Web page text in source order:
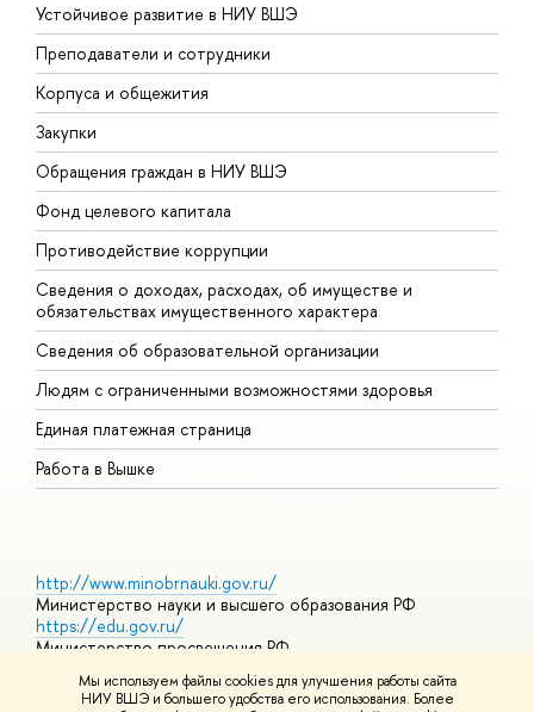
Мы используем файлы cookies для улучшения работы сайта
НИУ ВШЭ и большего удобства его использования. Более
Устойчивое развитие в НИУ ВШЭ
Преподаватели и сотрудники
Корпуса и общежития
Закупки
Обращения граждан в НИУ ВШЭ
Фонд целевого капитала
Противодействие коррупции
Сведения о доходах, расходах, об имуществе и
обязательствах имущественного характера
Сведения об образовательной организации
Людям с ограниченными возможностями здоровья
Единая платежная страница
Работа в Вышке
http://www.minobrnauki.gov.ru/
Министерство науки и высшего образования РФ
https://edu.gov.ru/
Министерство просвещения РФ
Массовые открытые онлайн-курсы